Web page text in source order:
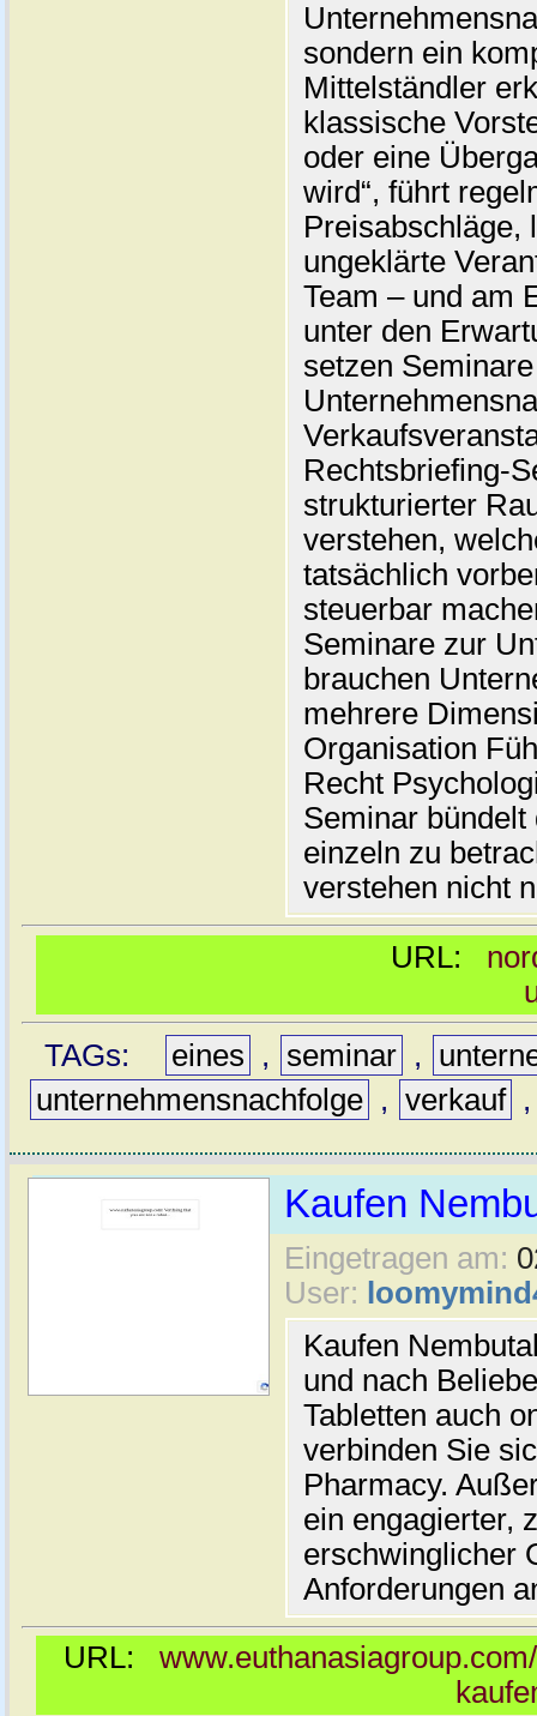
sondern ein
Mittelständler
klassische
oder eine
wird“, führt
Preisabschläge,
ungeklärte
Team – und am
unter den
setzen
Rechtsbriefing-
strukturierter
verstehen,
tatsächlich
steuerbar
Seminare zur
brauchen
mehrere
Organisation
Recht
Seminar
einzeln zu
verstehen nicht
URL:
TAGs:
eines , seminar ,
unternehmensnachfolge , verkauf
Kaufen
Eingetragen am:
User:
Kaufen
und nach
Tabletten auch
verbinden Sie
Pharmacy.
ein engagierter,
erschwinglicher
Anforderungen
URL: